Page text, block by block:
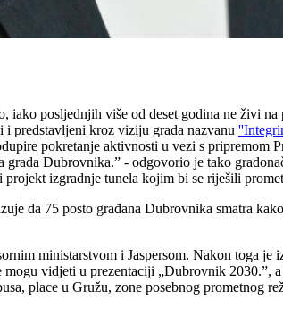
iako posljednjih više od deset godina ne živi
predstavljeni kroz viziju grada nazvanu
pokretanje aktivnosti u vezi s pripremom
Dubrovnika.” - odgovorio je tako
projekt izgradnje tunela kojim bi se riješili
da 75 posto građana Dubrovnika smatra
ministarstvom i Jaspersom. Nakon toga je
vidjeti u prezentaciji „Dubrovnik 2030.”,
place u Gružu, zone posebnog prometnog